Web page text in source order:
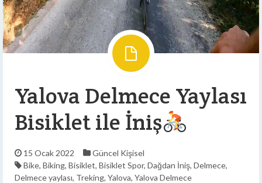
Yalova Delmece Yaylası
Bisiklet ile İniş
15 Ocak 2022 Güncel Kişisel
Bike, Biking, Bisiklet, Bisiklet Spor, Dağdan İniş, Delmece,
Delmece yaylası, Treking, Yalova, Yalova Delmece